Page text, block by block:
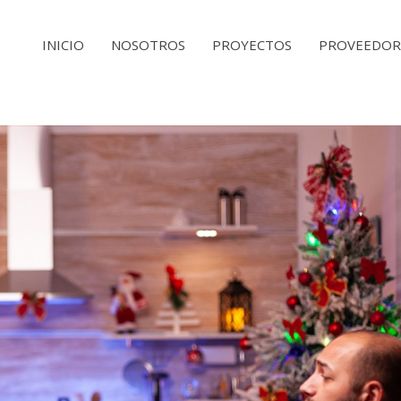
MAIN
INICIO NOSOTROS PROYECTOS